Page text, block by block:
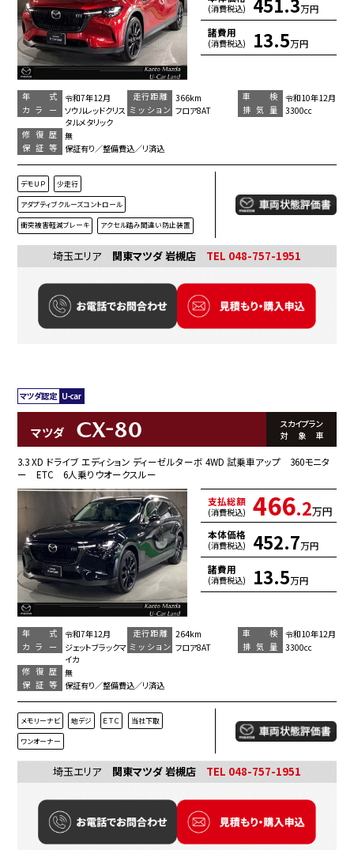
(消費税込) 451.3万円
諸費用
(消費税込) 13.5万円
年 式 令和7年12月 走行距離 366km 車 検
令和10年12月
カラー
ソウルレッドクリス
タルメタリック
ミッション フロア8AT 排気量
3300cc
修復歴
無
保証等
保証有り／整備費込／リ済込
デモＵＰ 少走行
アダプティブクルーズコントロール
衝突被害軽減ブレーキ アクセル踏み間違い防止装置
埼玉エリア 関東マツダ 岩槻店 TEL 048-757-1951
マツダ CX-80
スカイプラン
対象車
3.3 XD ドライブ エディション ディーゼルターボ 4WD 試乗車アップ 360モニタ
ー ETC 6人乗りウオークスルー
支払総額
(消費税込) 466.2万円
本体価格
(消費税込) 452.7万円
諸費用
(消費税込) 13.5万円
年 式 令和7年12月 走行距離 264km 車 検
令和10年12月
カラー
ジェットブラックマ
イカ
ミッション フロア8AT 排気量
3300cc
修復歴
無
保証等
保証有り／整備費込／リ済込
メモリーナビ 地デジ ＥＴＣ 当社下取
ワンオーナー
埼玉エリア 関東マツダ 岩槻店 TEL 048-757-1951